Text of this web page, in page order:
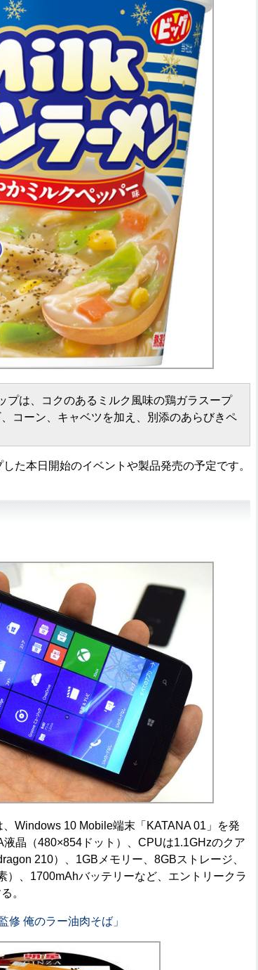
プは、コクのあるミルク風味の鶏ガラスープ
コーン、キャベツを加え、別添のあらびきペ
た本日開始のイベントや製品発売の予定です。
Windows 10 Mobile端末「KATANA 01」を発
晶（480×854ドット）、CPUは1.1GHzのクア
210）、1GBメモリー、8GBストレージ、
）、1700mAhバッテリーなど、エントリークラ
。
修 俺のラー油肉そば」